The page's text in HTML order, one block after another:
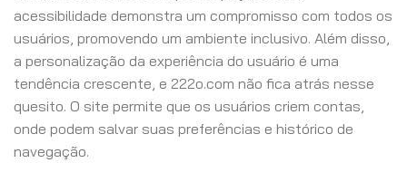
acessibilidade demonstra um compromisso com todos os
usuários, promovendo um ambiente inclusivo. Além disso,
a personalização da experiência do usuário é uma
tendência crescente, e 222o.com não fica atrás nesse
quesito. O site permite que os usuários criem contas,
onde podem salvar suas preferências e histórico de
navegação.